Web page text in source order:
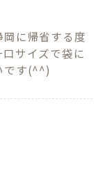
に帰省する度
サイズで袋に
です(^^)